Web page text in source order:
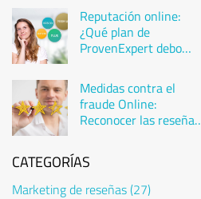
Reputación online:
¿Qué plan de
ProvenExpert debo
Medidas contra el
fraude Online:
Reconocer las reseñas
CATEGORÍAS
Marketing de reseñas(27)